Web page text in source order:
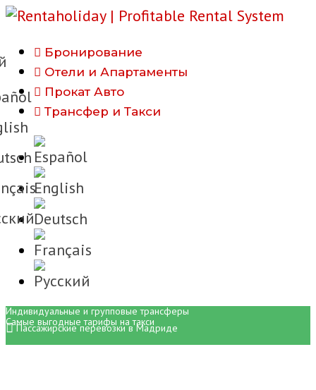
Бронирование
Отели и Апартаменты
Прокат Авто
Трансфер и Такси
Индивидуальные и групповые трансферы
Пассажирские перевозки в Мадриде
Самые выгодные тарифы на такси